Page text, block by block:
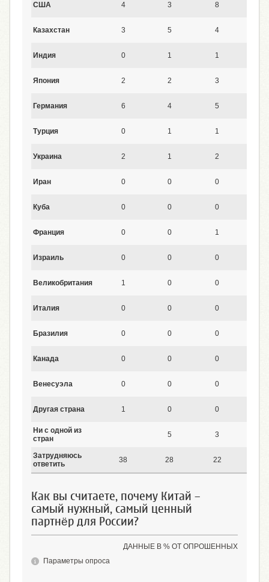
США 4 3 8
Казахстан 3 5 4
Индия 0 1 1
Япония 2 2 3
Германия 6 4 5
Турция 0 1 1
Украина 2 1 2
Иран 0 0 0
Куба 0 0 0
Франция 0 0 1
Израиль 0 0 0
Великобритания 1 0 0
Италия 0 0 0
Бразилия 0 0 0
Канада 0 0 0
Венесуэла 0 0 0
Другая страна 1 0 0
Ни с одной из
стран
5 3
Затрудняюсь
ответить
38 28 22
Как вы считаете, почему Китай –
самый нужный, самый ценный
партнёр для России?
ДАННЫЕ В % ОТ ОПРОШЕННЫХ
Параметры опроса